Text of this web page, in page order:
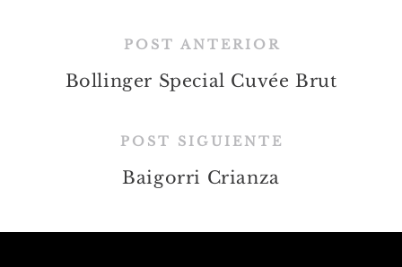
POST ANTERIOR
Bollinger Special Cuvée Brut
POST SIGUIENTE
Baigorri Crianza